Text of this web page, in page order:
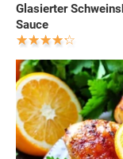
Glasierter
Sauce